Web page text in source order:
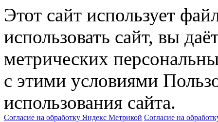
Этот сайт использует
использовать сайт, вы
метрических
с этими условиями
использования сайта.
Согласие на обработку Яндекс Метрикой Согласие на